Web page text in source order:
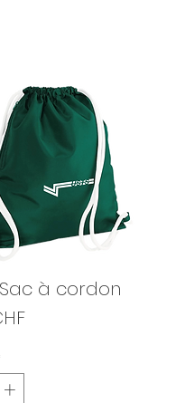
Sac à cordon
Prix